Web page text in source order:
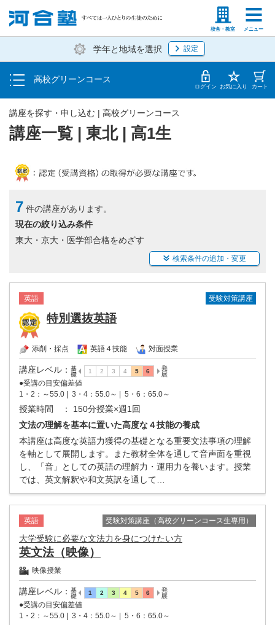
校舎・教室 メニュー
塾生の方 高等学校の先生
学年と地域を選択 設定
高校グリーンコース
学費の仕組み・支払方法
受講開始までの流れ
校舎・教室一覧 ログイン お気に入り カート
講座一覧 | 東北 | 高1生
講座を探す・申し込む | 高校グリーンコース
7 件の講座があります。
現在の絞り込み条件
東大・京大・医学部合格をめざす
検索条件の追加・変更
英語 受験対策講座
特別選抜英語
添削・採点 英語４技能 対面授業
講座レベル ：
●受講の目安偏差値
1・2：～55.0 |
3・4：55.0～ | 5・6：65.0～
授業時間
： 150分授業×週1回
文法の理解を基本に置いた高度な４技能の養成
本講座は高度な英語力獲得の基礎となる重要文法事項の理解
を軸として展開します。また教材全体を通して音声面を重視
し、「音」としての英語の理解力・運用力を養います。授業
では、英文解釈や和文英訳を通して…
英語 受験対策講座（高校グリーンコース生専用）
大学受験に必要な文法力を身につけたい方
英文法（映像）
映像授業
講座レベル ：
●受講の目安偏差値
1・2：～55.0 |
3・4：55.0～ | 5・6：65.0～